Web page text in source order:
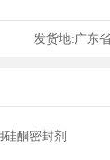
发货地:广东
硅酮密封剂